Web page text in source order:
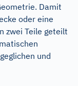
Damit
oder eine
zwei Teile geteilt
und